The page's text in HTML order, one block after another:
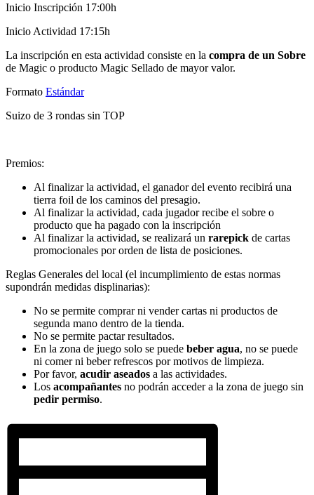
Inicio Inscripción 17:00h
Inicio Actividad 17:15h
La inscripción en esta actividad consiste en la compra de un Sobre
de Magic o producto Magic Sellado de mayor valor.
Formato Estándar
Suizo de 3 rondas sin TOP
Premios:
Al finalizar la actividad, el ganador del evento recibirá una
tierra foil de los caminos del presagio.
Al finalizar la actividad, cada jugador recibe el sobre o
producto que ha pagado con la inscripción
Al finalizar la actividad, se realizará un rarepick de cartas
promocionales por orden de lista de posiciones.
Reglas Generales del local (el incumplimiento de estas normas
supondrán medidas displinarias):
No se permite comprar ni vender cartas ni productos de
segunda mano dentro de la tienda.
No se permite pactar resultados.
En la zona de juego solo se puede beber agua, no se puede
ni comer ni beber refrescos por motivos de limpieza.
Por favor, acudir aseados a las actividades.
Los acompañantes no podrán acceder a la zona de juego sin
pedir permiso.